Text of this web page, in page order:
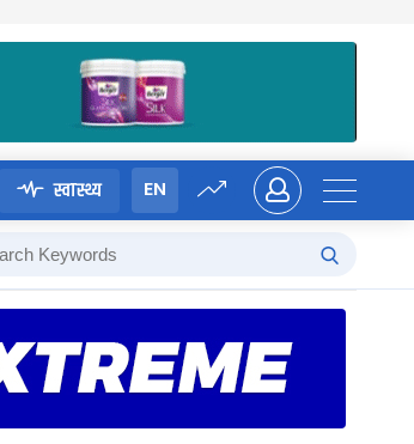
स्वास्थ्य EN